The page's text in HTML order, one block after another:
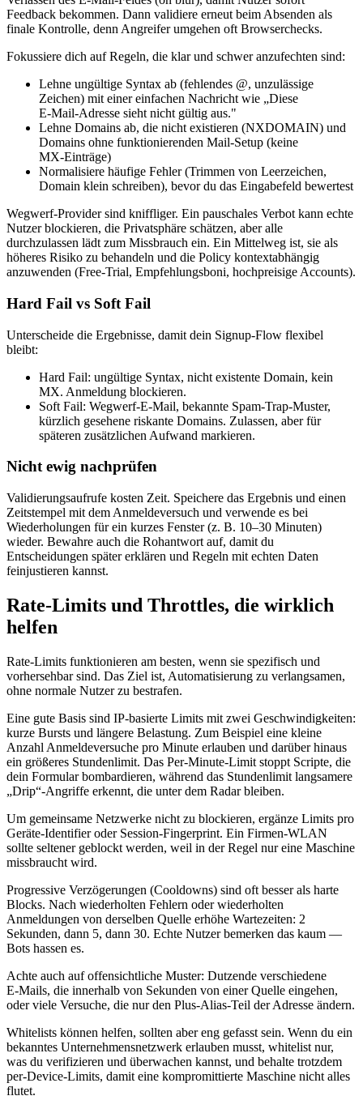
Feedback bekommen. Dann validiere erneut beim Absenden als
finale Kontrolle, denn Angreifer umgehen oft Browserchecks.
Fokussiere dich auf Regeln, die klar und schwer anzufechten sind:
Lehne ungültige Syntax ab (fehlendes @, unzulässige
Zeichen) mit einer einfachen Nachricht wie „Diese
E‑Mail‑Adresse sieht nicht gültig aus."
Lehne Domains ab, die nicht existieren (NXDOMAIN) und
Domains ohne funktionierenden Mail‑Setup (keine
MX‑Einträge)
Normalisiere häufige Fehler (Trimmen von Leerzeichen,
Domain klein schreiben), bevor du das Eingabefeld bewertest
Wegwerf‑Provider sind kniffliger. Ein pauschales Verbot kann echte
Nutzer blockieren, die Privatsphäre schätzen, aber alle
durchzulassen lädt zum Missbrauch ein. Ein Mittelweg ist, sie als
höheres Risiko zu behandeln und die Policy kontextabhängig
anzuwenden (Free‑Trial, Empfehlungsboni, hochpreisige Accounts).
Hard Fail vs Soft Fail
Unterscheide die Ergebnisse, damit dein Signup‑Flow flexibel
bleibt:
Hard Fail: ungültige Syntax, nicht existente Domain, kein
MX. Anmeldung blockieren.
Soft Fail: Wegwerf‑E‑Mail, bekannte Spam‑Trap‑Muster,
kürzlich gesehene riskante Domains. Zulassen, aber für
späteren zusätzlichen Aufwand markieren.
Nicht ewig nachprüfen
Validierungsaufrufe kosten Zeit. Speichere das Ergebnis und einen
Zeitstempel mit dem Anmeldeversuch und verwende es bei
Wiederholungen für ein kurzes Fenster (z. B. 10–30 Minuten)
wieder. Bewahre auch die Rohantwort auf, damit du
Entscheidungen später erklären und Regeln mit echten Daten
feinjustieren kannst.
Rate‑Limits und Throttles, die wirklich
helfen
Rate‑Limits funktionieren am besten, wenn sie spezifisch und
vorhersehbar sind. Das Ziel ist, Automatisierung zu verlangsamen,
ohne normale Nutzer zu bestrafen.
Eine gute Basis sind IP‑basierte Limits mit zwei Geschwindigkeiten:
kurze Bursts und längere Belastung. Zum Beispiel eine kleine
Anzahl Anmeldeversuche pro Minute erlauben und darüber hinaus
ein größeres Stundenlimit. Das Per‑Minute‑Limit stoppt Scripte, die
dein Formular bombardieren, während das Stundenlimit langsamere
„Drip“‑Angriffe erkennt, die unter dem Radar bleiben.
Um gemeinsame Netzwerke nicht zu blockieren, ergänze Limits pro
Geräte‑Identifier oder Session‑Fingerprint. Ein Firmen‑WLAN
sollte seltener geblockt werden, weil in der Regel nur eine Maschine
missbraucht wird.
Progressive Verzögerungen (Cooldowns) sind oft besser als harte
Blocks. Nach wiederholten Fehlern oder wiederholten
Anmeldungen von derselben Quelle erhöhe Wartezeiten: 2
Sekunden, dann 5, dann 30. Echte Nutzer bemerken das kaum —
Bots hassen es.
Achte auch auf offensichtliche Muster: Dutzende verschiedene
E‑Mails, die innerhalb von Sekunden von einer Quelle eingehen,
oder viele Versuche, die nur den Plus‑Alias‑Teil der Adresse ändern.
Whitelists können helfen, sollten aber eng gefasst sein. Wenn du ein
bekanntes Unternehmensnetzwerk erlauben musst, whitelist nur,
was du verifizieren und überwachen kannst, und behalte trotzdem
per‑Device‑Limits, damit eine kompromittierte Maschine nicht alles
flutet.